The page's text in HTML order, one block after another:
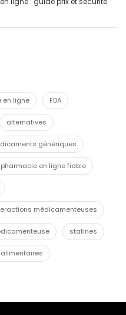
en ligne FDA
alternatives
génériques
pharmacie en ligne fiable
médicamenteuses
statines